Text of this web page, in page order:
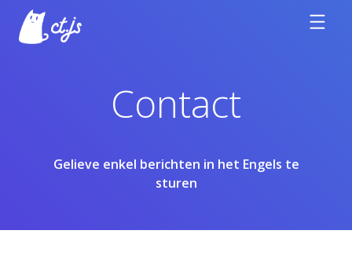
Contact
Gelieve enkel berichten in het Engels te
sturen